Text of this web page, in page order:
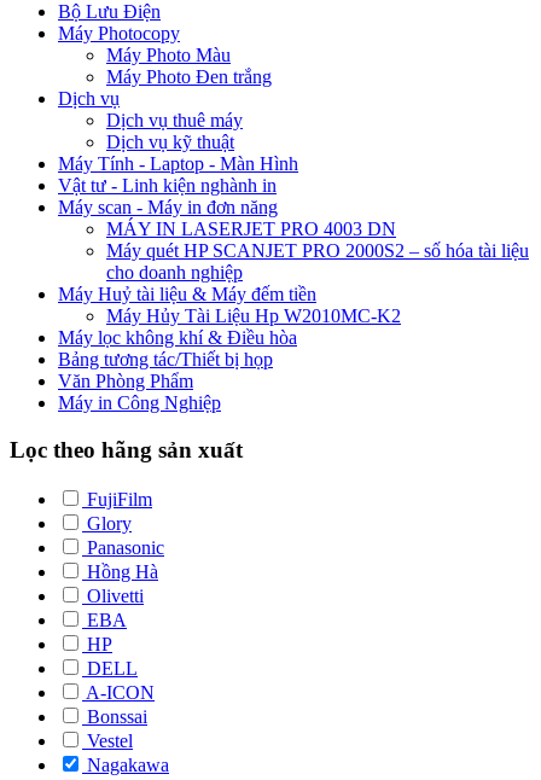
Bộ Lưu Điện
Máy Photocopy
Máy Photo Màu
Máy Photo Đen trắng
Dịch vụ
Dịch vụ thuê máy
Dịch vụ kỹ thuật
Máy Tính - Laptop - Màn Hình
Vật tư - Linh kiện nghành in
Máy scan - Máy in đơn năng
MÁY IN LASERJET PRO 4003 DN
Máy quét HP SCANJET PRO 2000S2 – số hóa tài liệu
cho doanh nghiệp
Máy Huỷ tài liệu & Máy đếm tiền
Máy Hủy Tài Liệu Hp W2010MC-K2
Máy lọc không khí & Điều hòa
Bảng tương tác/Thiết bị họp
Văn Phòng Phẩm
Máy in Công Nghiệp
Lọc theo hãng sản xuất
FujiFilm
Glory
Panasonic
Hồng Hà
Olivetti
EBA
HP
DELL
A-ICON
Bonssai
Vestel
Nagakawa